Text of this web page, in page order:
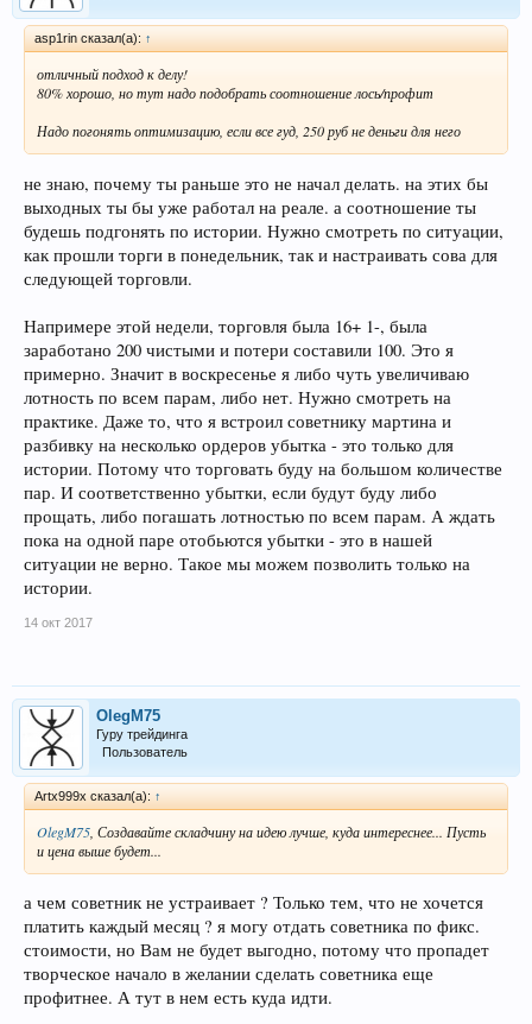
asp1rin сказал(а): ↑
отличный подход к делу!
80% хорошо, но тут надо подобрать соотношение лось/профит
Надо погонять оптимизацию, если все гуд, 250 руб не деньги для него
не знаю, почему ты раньше это не начал делать. на этих бы
выходных ты бы уже работал на реале. а соотношение ты
будешь подгонять по истории. Нужно смотреть по ситуации,
как прошли торги в понедельник, так и настраивать сова для
следующей торговли.
Напримере этой недели, торговля была 16+ 1-, была
заработано 200 чистыми и потери составили 100. Это я
примерно. Значит в воскресенье я либо чуть увеличиваю
лотность по всем парам, либо нет. Нужно смотреть на
практике. Даже то, что я встроил советнику мартина и
разбивку на несколько ордеров убытка - это только для
истории. Потому что торговать буду на большом количестве
пар. И соответственно убытки, если будут буду либо
прощать, либо погашать лотностью по всем парам. А ждать
пока на одной паре отобьются убытки - это в нашей
ситуации не верно. Такое мы можем позволить только на
истории.
14 окт 2017
OlegM75
Гуру трейдинга
Пользователь
Artx999x сказал(а): ↑
OlegM75 , Создавайте складчину на идею лучше, куда интереснее... Пусть
и цена выше будет...
а чем советник не устраивает ? Только тем, что не хочется
платить каждый месяц ? я могу отдать советника по фикс.
стоимости, но Вам не будет выгодно, потому что пропадет
творческое начало в желании сделать советника еще
профитнее. А тут в нем есть куда идти.